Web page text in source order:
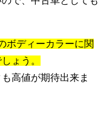
ボディーカラーに関
ょう。
高値が期待出来ま